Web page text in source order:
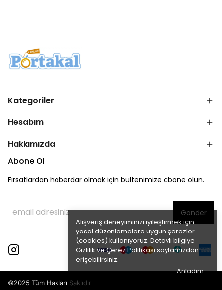
Alışveriş deneyiminizi iyileştirmek için
yasal düzenlemelere uygun çerezler
(cookies) kullanıyoruz. Detaylı bilgiye
Gizlilik ve Çerez Politikası sayfamızdan
erişebilirsiniz.
Anladım
Kategoriler
Hesabım
Hakkımızda
Abone Ol
Fırsatlardan haberdar olmak için bültenimize abone olun.
Gönder
©2025 Tüm Hakları Saklıdır